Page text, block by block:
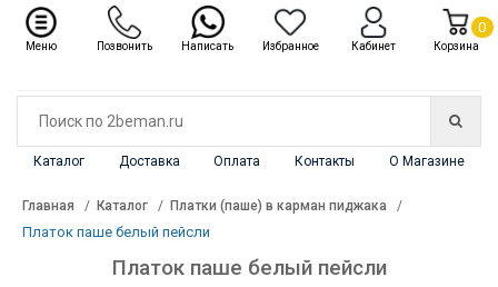
Каталог Доставка Оплата Контакты О Магазине
Каталог ✖
Главная Каталог Платки (паше) в карман пиджака
Платок паше белый пейсли
Платок паше белый пейсли
Меню Позвонить Написать Избранное Кабинет Корзина
0